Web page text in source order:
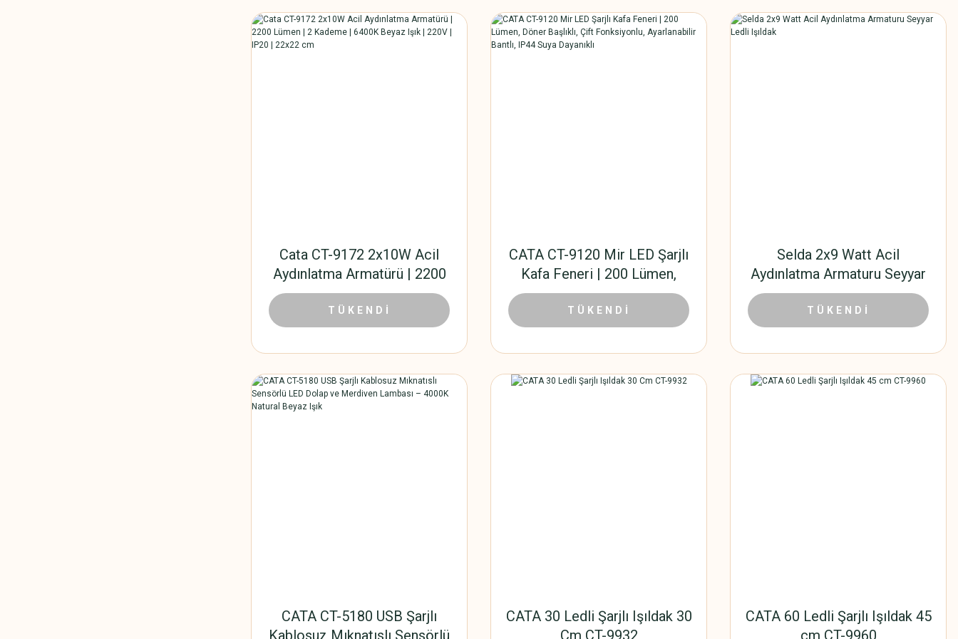
Cata CT-9172 2x10W Acil
Aydınlatma Armatürü | 2200
Lümen | 2 Kademe | 6400K
Beyaz Işık | 220V | IP20 |
22x22 cm
2.010,00 TL 904,50 TL
TÜKENDİ
CATA CT-9120 Mir LED Şarjlı
Kafa Feneri | 200 Lümen,
Döner Başlıklı, Çift
Fonksiyonlu, Ayarlanabilir
Bantlı, IP44 Suya Dayanıklı
186,00 TL 83,70 TL
TÜKENDİ
Selda 2x9 Watt Acil
Aydınlatma Armaturu Seyyar
Ledli Işıldak
2.856,51 TL 1.571,08 TL
TÜKENDİ
CATA CT-5180 USB Şarjlı
Kablosuz Mıknatıslı Sensörlü
CATA 30 Ledli Şarjlı Işıldak 30
Cm CT-9932
CATA 60 Ledli Şarjlı Işıldak 45
cm CT-9960